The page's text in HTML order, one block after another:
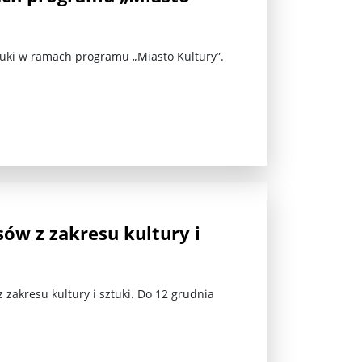
w ramach programu „Miasto Kultury”.
z zakresu kultury i
kultury i sztuki. Do 12 grudnia